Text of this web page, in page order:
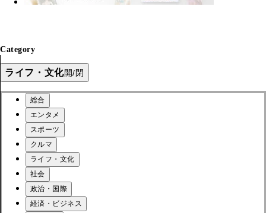
Category
ライフ・文化開/閉
総合
エンタメ
スポーツ
クルマ
ライフ・文化
社会
政治・国際
経済・ビジネス